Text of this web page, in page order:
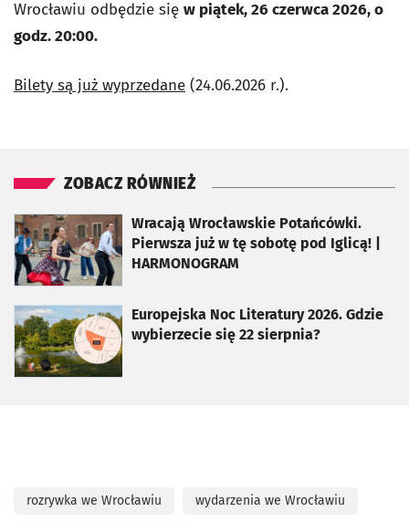
Wrocławiu odbędzie się w piątek, 26 czerwca 2026, o
godz. 20:00.
Bilety są już wyprzedane (24.06.2026 r.).
ZOBACZ RÓWNIEŻ
Wracają Wrocławskie Potańcówki.
Pierwsza już w tę sobotę pod Iglicą! |
HARMONOGRAM
otworzy się w nowej karcie
Europejska Noc Literatury 2026. Gdzie
wybierzecie się 22 sierpnia?
otworzy się w nowej karcie
rozrywka we Wrocławiu wydarzenia we Wrocławiu